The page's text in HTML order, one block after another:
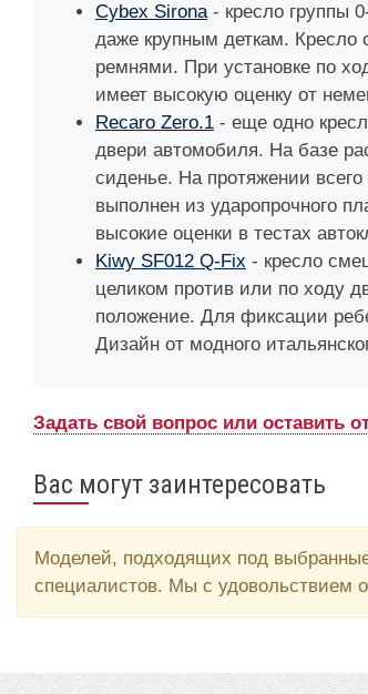
Cybex Sirona - кресло группы
даже крупным деткам. Кресло
ремнями. При установке по
имеет высокую оценку от
Recaro Zero.1 - еще одно
двери автомобиля. На базе
сиденье. На протяжении
выполнен из ударопрочного
высокие оценки в тестах
Kiwy SF012 Q-Fix - кресло
целиком против или по ходу
положение. Для фиксации
Дизайн от модного
Задать свой вопрос или оставить
Вас могут заинтересовать
Моделей, подходящих под
специалистов. Мы с удовольствием